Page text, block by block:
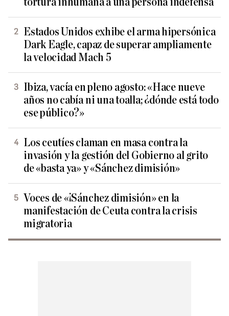
Estados Unidos exhibe el arma hipersónica
Dark Eagle, capaz de superar ampliamente
la velocidad Mach 5
Ibiza, vacía en pleno agosto: «Hace nueve
años no cabía ni una toalla; ¿dónde está todo
ese público?»
Los ceutíes claman en masa contra la
invasión y la gestión del Gobierno al grito
de «basta ya» y «Sánchez dimisión»
Voces de «¡Sánchez dimisión» en la
manifestación de Ceuta contra la crisis
migratoria